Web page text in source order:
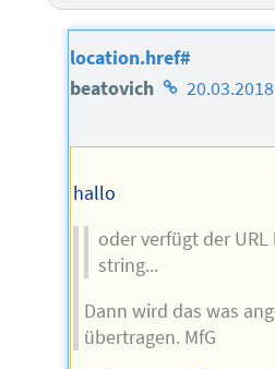
location.href#
beatovich Homepage
Autors
hallo
oder verfügt der
string...
Dann wird das was
übertragen. MfG